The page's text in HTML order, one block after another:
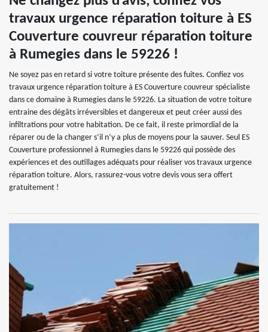
travaux urgence réparation toiture à ES
Couverture couvreur réparation toiture
à Rumegies dans le 59226 !
Ne soyez pas en retard si votre toiture présente des fuites. Confiez vos
travaux urgence réparation toiture à ES Couverture couvreur spécialiste
dans ce domaine à Rumegies dans le 59226. La situation de votre toiture
entraine des dégâts irréversibles et dangereux et peut créer aussi des
infiltrations pour votre habitation. De ce fait, il reste primordial de la
réparer ou de la changer s’il n’y a plus de moyens pour la sauver. Seul ES
Couverture professionnel à Rumegies dans le 59226 qui possède des
expériences et des outillages adéquats pour réaliser vos travaux urgence
réparation toiture. Alors, rassurez-vous votre devis vous sera offert
gratuitement !